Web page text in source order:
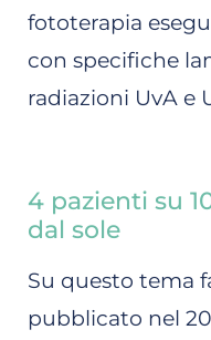
fototerapia
con specifiche
radiazioni UvA e
4 pazienti su
dal sole
Su questo tema
pubblicato nel